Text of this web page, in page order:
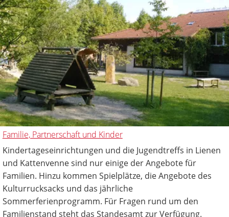
Familie, Partnerschaft und Kinder
Kindertageseinrichtungen und die Jugendtreffs in Lienen
und Kattenvenne sind nur einige der Angebote für
Familien. Hinzu kommen Spielplätze, die Angebote des
Kulturrucksacks und das jährliche
Sommerferienprogramm. Für Fragen rund um den
Familienstand steht das Standesamt zur Verfügung.